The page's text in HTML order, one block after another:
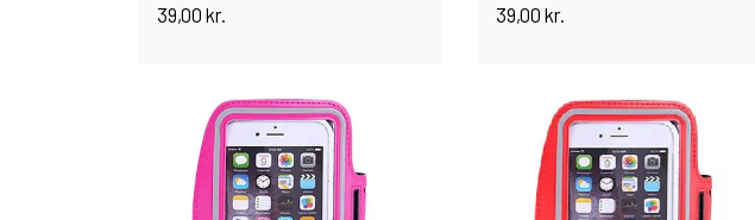
39,00 kr.
39,00 kr.